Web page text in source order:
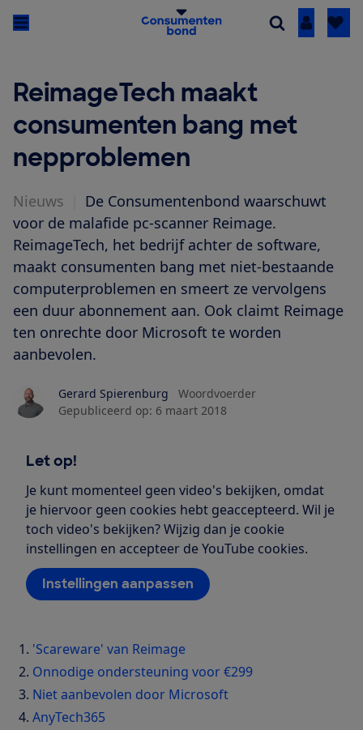
Inloggen
ReimageTech maakt
consumenten bang met
nepproblemen
Nieuws
De Consumentenbond waarschuwt
voor de malafide pc-scanner Reimage.
ReimageTech, het bedrijf achter de software,
maakt consumenten bang met niet-bestaande
computerproblemen en smeert ze vervolgens
een duur abonnement aan. Ook claimt Reimage
ten onrechte door Microsoft te worden
aanbevolen.
Gerard Spierenburg
Woordvoerder
Gepubliceerd op: 6 maart 2018
Let op!
Je kunt momenteel geen video's bekijken, omdat
je hiervoor geen cookies hebt geaccepteerd. Wil je
toch video's bekijken? Wijzig dan je cookie
instellingen en accepteer de YouTube cookies.
Instellingen aanpassen
'Scareware' van Reimage
Onnodige ondersteuning voor €299
Niet aanbevolen door Microsoft
AnyTech365